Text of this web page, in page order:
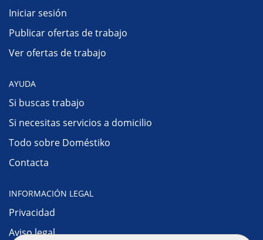
Iniciar sesión
Publicar ofertas de trabajo
Ver ofertas de trabajo
AYUDA
Si buscas trabajo
Si necesitas servicios a domicilio
Todo sobre Doméstiko
Contacta
INFORMACIÓN LEGAL
Privacidad
Aviso legal